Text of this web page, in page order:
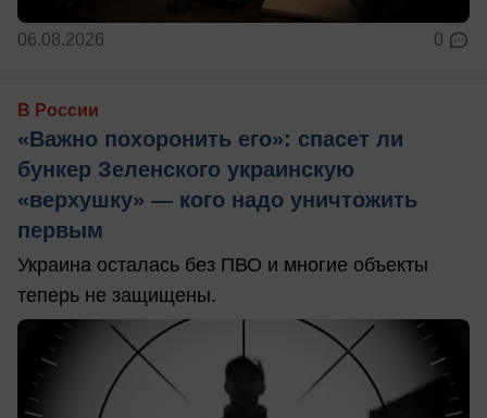
06.08.2026 0
В России
«Важно похоронить его»: спасет ли
бункер Зеленского украинскую
«верхушку» — кого надо уничтожить
первым
Украина осталась без ПВО и многие объекты
теперь не защищены.